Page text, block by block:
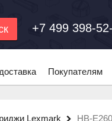
+7 499 398-
Покупателям
Lexmark HB-